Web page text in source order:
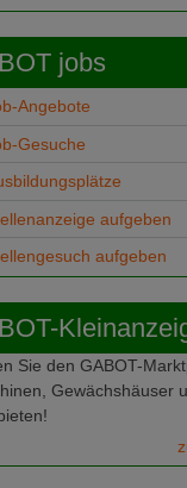
jobs
Angebote
Gesuche
aufgeben
aufgeben
Sie den GABOT-
Gewächshäuser